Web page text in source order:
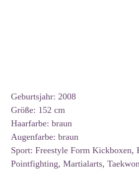
Geburtsjahr: 2008
Größe: 152 cm
Haarfarbe: braun
Augenfarbe: braun
Sport: Freestyle Form Kickboxen,
Pointfighting, Martialarts,